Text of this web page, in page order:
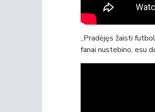
„Pradėjęs žaisti
fanai nustebino, esu